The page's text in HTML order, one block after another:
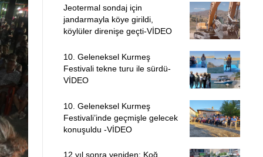
Jeotermal sondaj için
jandarmayla köye girildi,
köylüler direnişe geçti-VİDEO
10. Geleneksel Kurmeş
Festivali tekne turu ile sürdü-
VİDEO
10. Geleneksel Kurmeş
Festivali’inde geçmişle gelecek
konuşuldu -VİDEO
12 yıl sonra yeniden: Koğ